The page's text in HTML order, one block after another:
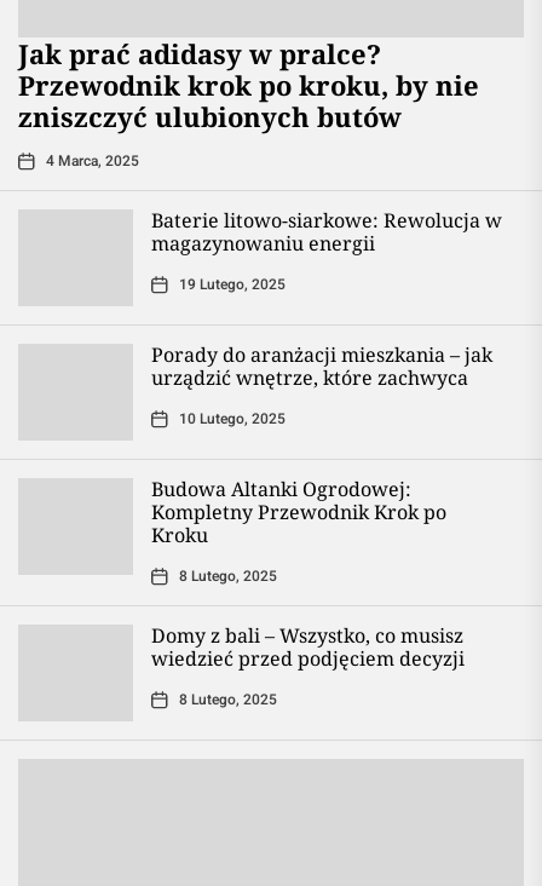
Jak prać adidasy w pralce?
Przewodnik krok po kroku, by nie
zniszczyć ulubionych butów
4 Marca, 2025
Baterie litowo-siarkowe: Rewolucja w
magazynowaniu energii
19 Lutego, 2025
Porady do aranżacji mieszkania – jak
urządzić wnętrze, które zachwyca
10 Lutego, 2025
Budowa Altanki Ogrodowej:
Kompletny Przewodnik Krok po
Kroku
8 Lutego, 2025
Domy z bali – Wszystko, co musisz
wiedzieć przed podjęciem decyzji
8 Lutego, 2025